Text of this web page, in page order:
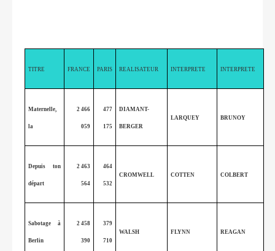
TITRE FRANCE PARIS REALISATEUR INTERPRETE INTERPRETE
Maternelle,
la
2 466
059
477
175
DIAMANT-
BERGER
LARQUEY BRUNOY
Depuis ton
départ
2 463
564
464
532
CROMWELL COTTEN COLBERT
Sabotage à
Berlin
2 458
390
379
710
WALSH FLYNN REAGAN